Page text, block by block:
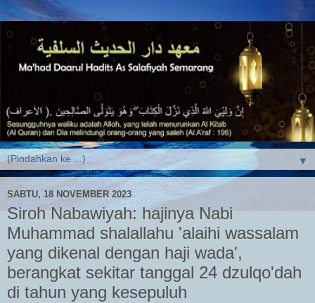
▼
SABTU, 18 NOVEMBER 2023
Siroh Nabawiyah: hajinya Nabi
Muhammad shalallahu 'alaihi wassalam
yang dikenal dengan haji wada',
berangkat sekitar tanggal 24 dzulqo'dah
di tahun yang kesepuluh